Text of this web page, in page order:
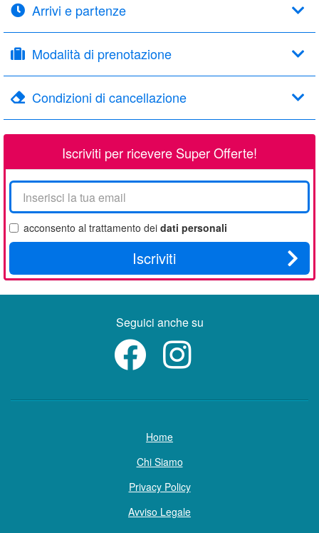
Arrivi e partenze
Modalità di prenotazione
Condizioni di cancellazione
Iscriviti per ricevere Super Offerte!
La
tua
email
acconsento al trattamento dei dati personali
Iscriviti
Seguici anche su
Home
Chi Siamo
Privacy Policy
Avviso Legale